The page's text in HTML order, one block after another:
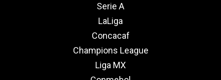
Serie A
LaLiga
Concacaf
Champions League
Liga MX